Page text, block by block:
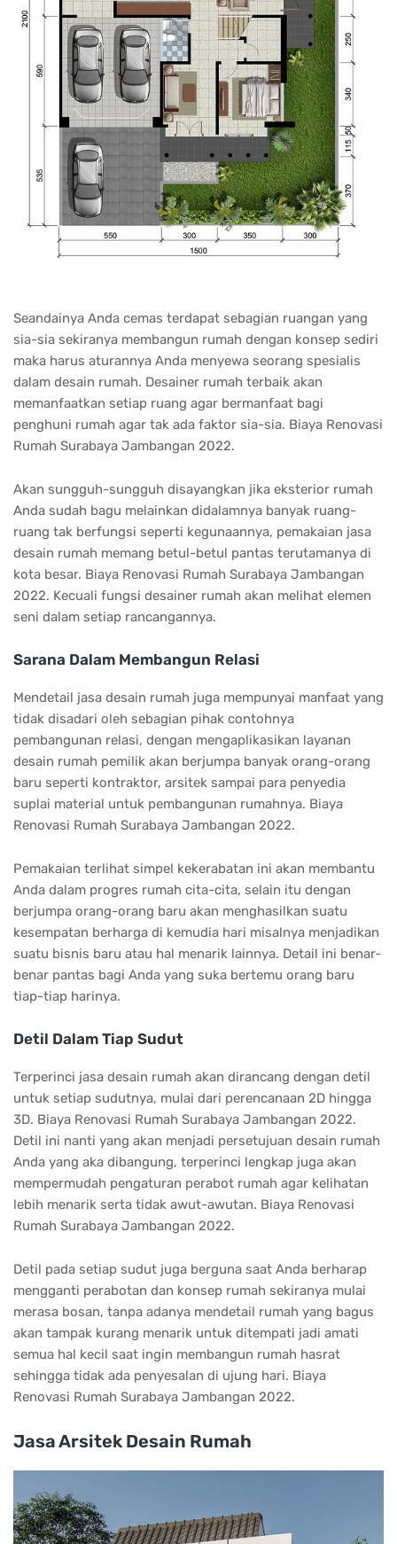
Seandainya Anda cemas terdapat sebagian ruangan yang
sia-sia sekiranya membangun rumah dengan konsep sediri
maka harus aturannya Anda menyewa seorang spesialis
dalam desain rumah. Desainer rumah terbaik akan
memanfaatkan setiap ruang agar bermanfaat bagi
penghuni rumah agar tak ada faktor sia-sia. Biaya Renovasi
Rumah Surabaya Jambangan 2022.
Akan sungguh-sungguh disayangkan jika eksterior rumah
Anda sudah bagu melainkan didalamnya banyak ruang-
ruang tak berfungsi seperti kegunaannya, pemakaian jasa
desain rumah memang betul-betul pantas terutamanya di
kota besar. Biaya Renovasi Rumah Surabaya Jambangan
2022. Kecuali fungsi desainer rumah akan melihat elemen
seni dalam setiap rancangannya.
Sarana Dalam Membangun Relasi
Mendetail jasa desain rumah juga mempunyai manfaat yang
tidak disadari oleh sebagian pihak contohnya
pembangunan relasi, dengan mengaplikasikan layanan
desain rumah pemilik akan berjumpa banyak orang-orang
baru seperti kontraktor, arsitek sampai para penyedia
suplai material untuk pembangunan rumahnya. Biaya
Renovasi Rumah Surabaya Jambangan 2022.
Pemakaian terlihat simpel kekerabatan ini akan membantu
Anda dalam progres rumah cita-cita, selain itu dengan
berjumpa orang-orang baru akan menghasilkan suatu
kesempatan berharga di kemudia hari misalnya menjadikan
suatu bisnis baru atau hal menarik lainnya. Detail ini benar-
benar pantas bagi Anda yang suka bertemu orang baru
tiap-tiap harinya.
Detil Dalam Tiap Sudut
Terperinci jasa desain rumah akan dirancang dengan detil
untuk setiap sudutnya, mulai dari perencanaan 2D hingga
3D. Biaya Renovasi Rumah Surabaya Jambangan 2022.
Detil ini nanti yang akan menjadi persetujuan desain rumah
Anda yang aka dibangung, terperinci lengkap juga akan
mempermudah pengaturan perabot rumah agar kelihatan
lebih menarik serta tidak awut-awutan. Biaya Renovasi
Rumah Surabaya Jambangan 2022.
Detil pada setiap sudut juga berguna saat Anda berharap
mengganti perabotan dan konsep rumah sekiranya mulai
merasa bosan, tanpa adanya mendetail rumah yang bagus
akan tampak kurang menarik untuk ditempati jadi amati
semua hal kecil saat ingin membangun rumah hasrat
sehingga tidak ada penyesalan di ujung hari. Biaya
Renovasi Rumah Surabaya Jambangan 2022.
Jasa Arsitek Desain Rumah